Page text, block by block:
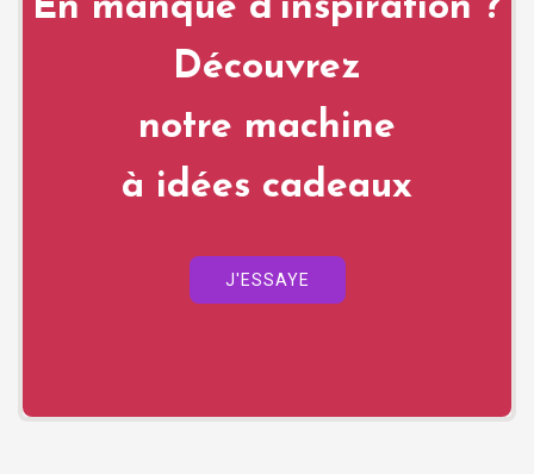
En manque d'inspiration ?
Découvrez
notre machine
à idées cadeaux
J'ESSAYE